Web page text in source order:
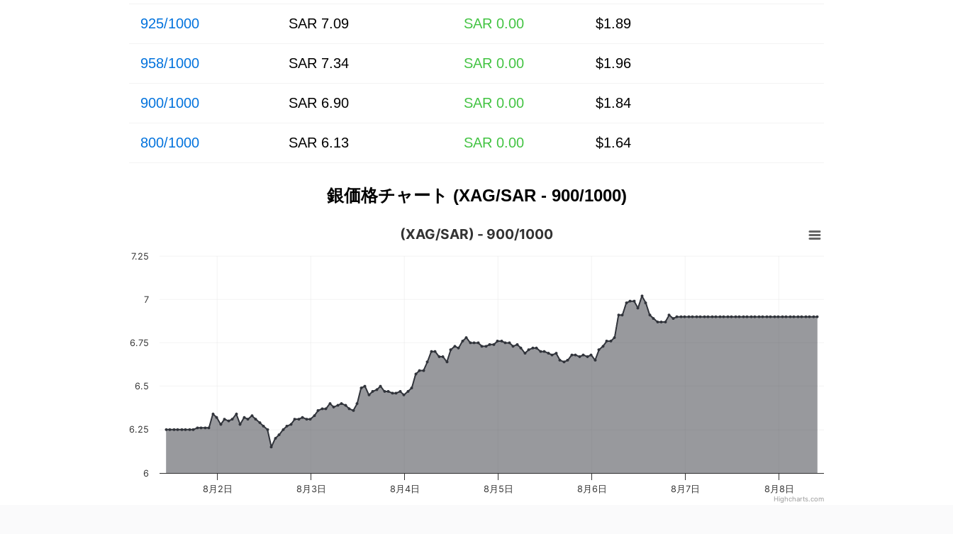
925/1000 SAR 7.09 SAR 0.00 $1.89
958/1000 SAR 7.34 SAR 0.00 $1.96
900/1000 SAR 6.90 SAR 0.00 $1.84
800/1000 SAR 6.13 SAR 0.00 $1.64
銀価格チャート (XAG/SAR - 900/1000)
(XAG/SAR) - 900/1000
8月2日 8月3日 8月4日 8月5日 8月6日 8月7日 8月8日
6
6.25
6.5
6.75
7
7.25
Highcharts.com